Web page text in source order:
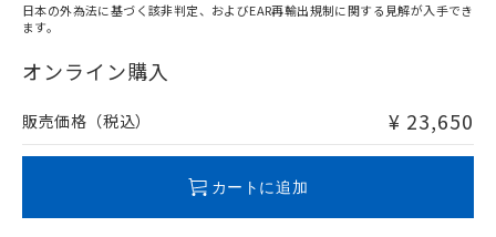
在庫等で未対応品が混在する可能性があります。
問い合わせください。
日本の外為法に基づく該非判定、およびEAR再輸出規制に関する見解が入手でき
ます。
オンライン購入
販売価格（税込） ¥ 23,650
カートに追加